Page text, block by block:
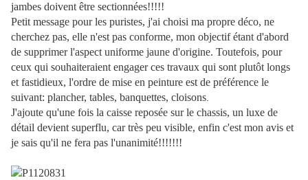
jambes doivent être sectionnées!!!!!
Petit message pour les puristes, j'ai choisi ma propre déco, ne
cherchez pas, elle n'est pas conforme, mon objectif étant d'abord
de supprimer l'aspect uniforme jaune d'origine. Toutefois, pour
ceux qui souhaiteraient engager ces travaux qui sont plutôt longs
et fastidieux, l'ordre de mise en peinture est de préférence le
suivant: plancher, tables, banquettes, cloisons
J'ajoute qu'une fois la caisse reposée sur le chassis, un luxe de
détail devient superflu, car très peu visible, enfin c'est mon avis et
je sais qu'il ne fera pas l'unanimité!!!!!!!